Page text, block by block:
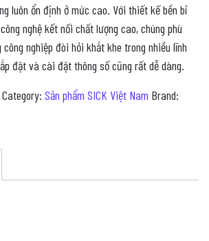
luôn ổn định ở mức cao. Với thiết kế bền bỉ
nghệ kết nối chất lượng cao, chúng phù
nghiệp đòi hỏi khắt khe trong nhiều lĩnh
đặt và cài đặt thông số cũng rất dễ dàng.
Category: Sản phẩm SICK Việt Nam Brand: